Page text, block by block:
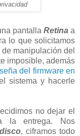
pantalla Retina a
lo que solicitamos
manipulación del
imposible, además
del firmware en
sistema y hacerle
no dejar el
la entrega. Nos
, ciframos todo